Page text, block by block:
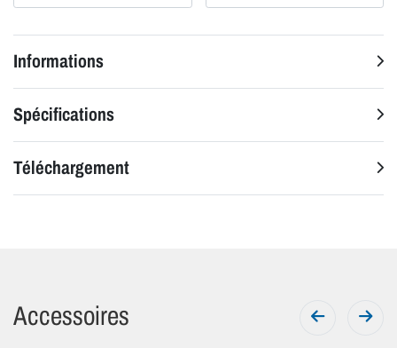
Informations
Spécifications
Téléchargement
Accessoires